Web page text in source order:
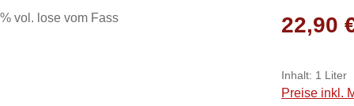
Regulärer
22,90
Inhalt: 1 Liter
Preise inkl.